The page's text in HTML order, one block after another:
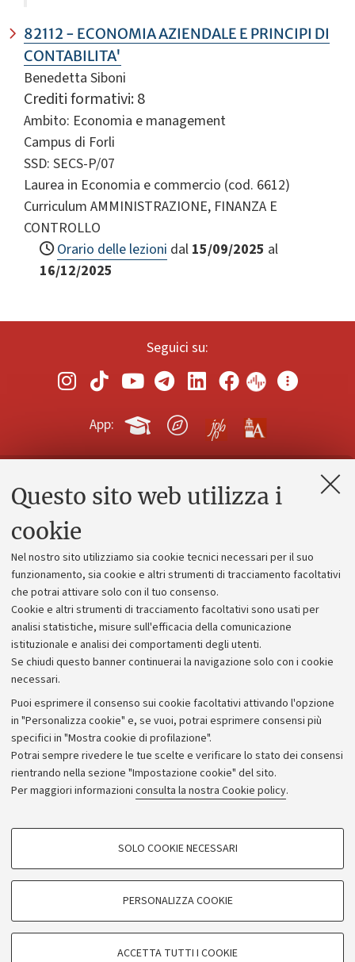
Questo sito web utilizza i
cookie
Nel nostro sito utilizziamo sia cookie tecnici necessari per il suo
funzionamento, sia cookie e altri strumenti di tracciamento facoltativi
che potrai attivare solo con il tuo consenso.
Cookie e altri strumenti di tracciamento facoltativi sono usati per
analisi statistiche, misure sull'efficacia della comunicazione
istituzionale e analisi dei comportamenti degli utenti.
Se chiudi questo banner continuerai la navigazione solo con i cookie
necessari.
Puoi esprimere il consenso sui cookie facoltativi attivando l'opzione
in "Personalizza cookie" e, se vuoi, potrai esprimere consensi più
specifici in "Mostra cookie di profilazione".
Potrai sempre rivedere le tue scelte e verificare lo stato dei consensi
rientrando nella sezione "Impostazione cookie" del sito.
Per maggiori informazioni consulta la nostra Cookie policy.
COOKIE DI PROFILAZIONE - FACOLTATIVI
COOKIE TECNICI - NECESSARI
SOLO COOKIE NECESSARI
PERSONALIZZA COOKIE
ACCETTA TUTTI I COOKIE
82112 - ECONOMIA AZIENDALE E PRINCIPI DI
CONTABILITA'
Benedetta Siboni
Crediti formativi: 8
Ambito: Economia e management
Campus di Forli
SSD: SECS-P/07
Laurea in Economia e commercio (cod. 6612)
Curriculum AMMINISTRAZIONE, FINANZA E
CONTROLLO
Orario delle lezioni dal 15/09/2025 al
16/12/2025
Seguici su:
App:
Contatti e PEC
Alumni community
Piano strategico
Bilanci
Donazioni e 5x1000
Bandi, gare e concorsi
Albo online
Amministrazione trasparente
Atti di notifica
Informazioni sul sito e accessibilità
Dichiarazione di accessibilità
Privacy e note legali
Impostazioni Cookie
©Copyright 2026 - ALMA MATER STUDIORUM - Università di
Bologna - Via Zamboni,33 - 40126Bologna - PI: